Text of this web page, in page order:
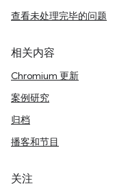
查看未处理完毕的问题
相关内容
Chromium 更新
案例研究
归档
播客和节目
关注